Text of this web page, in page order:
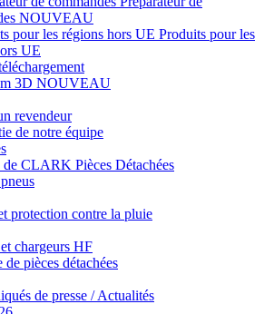
NOUVEAU
Produits pour les
UE
3D NOUVEAU
revendeur
de notre équipe
de CLARK Pièces Détachées
protection contre la pluie
chargeurs HF
de pièces détachées
de presse / Actualités